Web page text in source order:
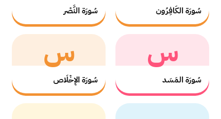
سُورَة الكَافِرُون سُورَة النَّصْر
س
سُورَة المَسَد
س
سُورَة الإِخْلَاص